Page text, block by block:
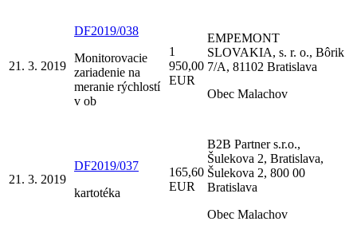
21. 3. 2019
DF2019/038
Monitorovacie
zariadenie na
meranie rýchlostí
v ob
1
950,00
EUR
EMPEMONT
SLOVAKIA, s. r. o., Bôrik
7/A, 81102 Bratislava
Obec Malachov
21. 3. 2019
DF2019/037
kartotéka
165,60
EUR
B2B Partner s.r.o.,
Šulekova 2, Bratislava,
Šulekova 2, 800 00
Bratislava
Obec Malachov